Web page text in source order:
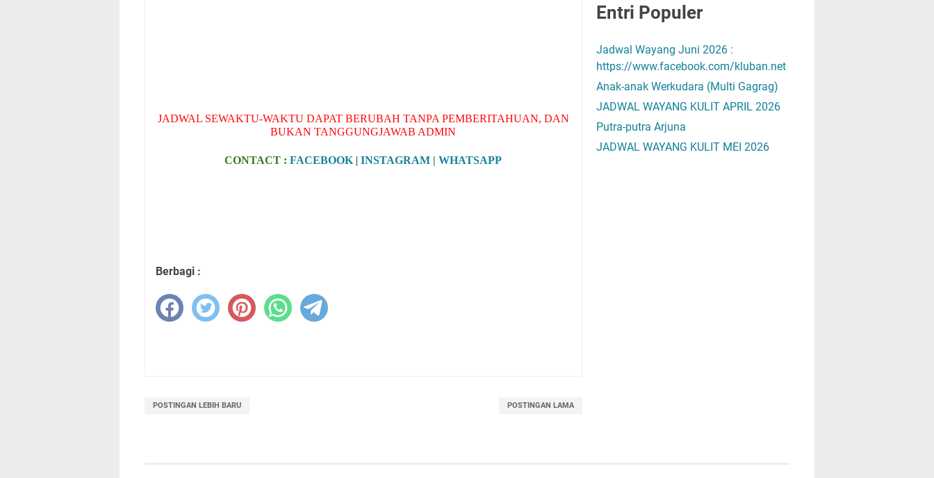
JADWAL SEWAKTU-WAKTU DAPAT BERUBAH TANPA PEMBERITAHUAN, DAN
BUKAN TANGGUNGJAWAB ADMIN
CONTACT :FACEBOOK |INSTAGRAM |WHATSAPP
Berbagi :
POSTINGAN LEBIH BARU POSTINGAN LAMA
Entri Populer
Jadwal Wayang Juni 2026 :
https://www.facebook.com/kluban.net
Anak-anak Werkudara (Multi Gagrag)
JADWAL WAYANG KULIT APRIL 2026
Putra-putra Arjuna
JADWAL WAYANG KULIT MEI 2026